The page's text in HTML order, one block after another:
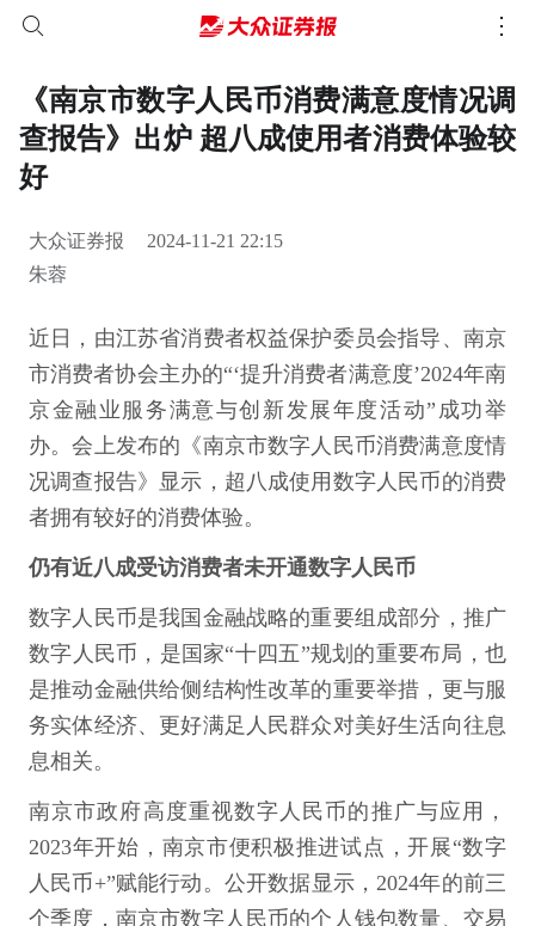
《南京市数字人民币消费满意度情况调
查报告》出炉 超八成使用者消费体验较
好
大众证券报
2024-11-21 22:15
朱蓉
近日，由江苏省消费者权益保护委员会指导、南京
市消费者协会主办的“‘提升消费者满意度’2024年南
京金融业服务满意与创新发展年度活动”成功举
办。会上发布的《南京市数字人民币消费满意度情
况调查报告》显示，超八成使用数字人民币的消费
者拥有较好的消费体验。
仍有近八成受访消费者未开通数字人民币
数字人民币是我国金融战略的重要组成部分，推广
数字人民币，是国家“十四五”规划的重要布局，也
是推动金融供给侧结构性改革的重要举措，更与服
务实体经济、更好满足人民群众对美好生活向往息
息相关。
南京市政府高度重视数字人民币的推广与应用，
2023年开始，南京市便积极推进试点，开展“数字
人民币+”赋能行动。公开数据显示，2024年的前三
个季度，南京市数字人民币的个人钱包数量、交易